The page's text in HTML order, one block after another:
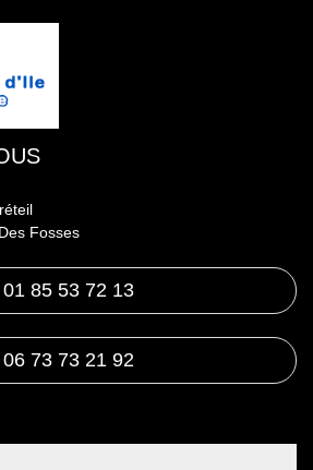
Fosses
01 85 53 72 13
06 73 73 21 92